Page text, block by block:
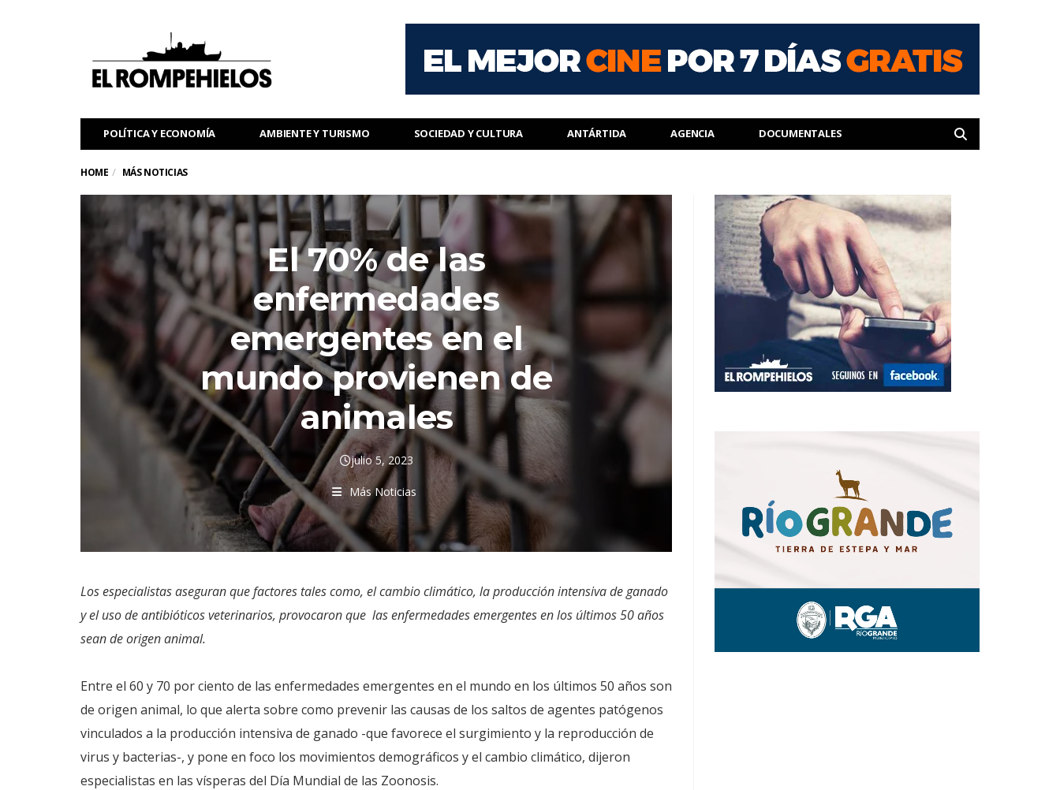
POLÍTICA Y ECONOMÍA AMBIENTE Y TURISMO SOCIEDAD Y CULTURA ANTÁRTIDA AGENCIA DOCUMENTALES
HOME MÁS NOTICIAS
El 70% de las
enfermedades
emergentes en el
mundo provienen de
animales
julio 5, 2023
Más Noticias
Los especialistas aseguran que factores tales como, el cambio climático, la producción intensiva de ganado
y el uso de antibióticos veterinarios, provocaron que las enfermedades emergentes en los últimos 50 años
sean de origen animal.
Entre el 60 y 70 por ciento de las enfermedades emergentes en el mundo en los últimos 50 años son
de origen animal, lo que alerta sobre como prevenir las causas de los saltos de agentes patógenos
vinculados a la producción intensiva de ganado -que favorece el surgimiento y la reproducción de
virus y bacterias-, y pone en foco los movimientos demográficos y el cambio climático, dijeron
especialistas en las vísperas del Día Mundial de las Zoonosis.